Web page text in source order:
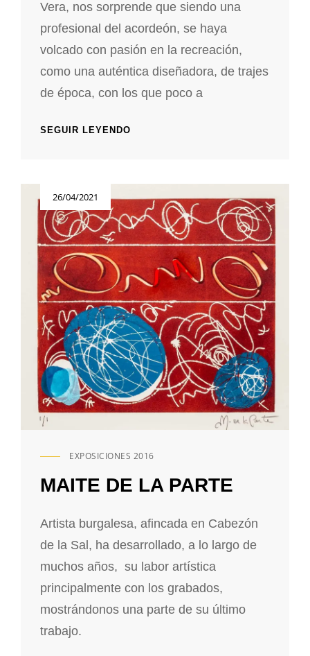
Vera, nos sorprende que siendo una
profesional del acordeón, se haya
volcado con pasión en la recreación,
como una auténtica diseñadora, de trajes
de época, con los que poco a
SEGUIR LEYENDO
26/04/2021
ENLACES
CATEGORÍAS
EXPOSICIONES 2016
MAITE DE LA PARTE
Artista burgalesa, afincada en Cabezón
de la Sal, ha desarrollado, a lo largo de
muchos años, su labor artística
principalmente con los grabados,
mostrándonos una parte de su último
trabajo.